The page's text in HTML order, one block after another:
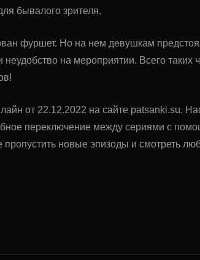
бывалого зрителя.
фуршет. Но на нем девушкам
неудобство на мероприятии. Всего
от 22.12.2022 на сайте patsanki.su.
переключение между сериями с
пропустить новые эпизоды и смотреть